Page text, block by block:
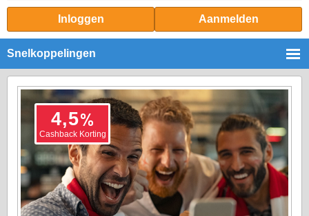
Inloggen Aanmelden
Snelkoppelingen
4,5%
Cashback Korting